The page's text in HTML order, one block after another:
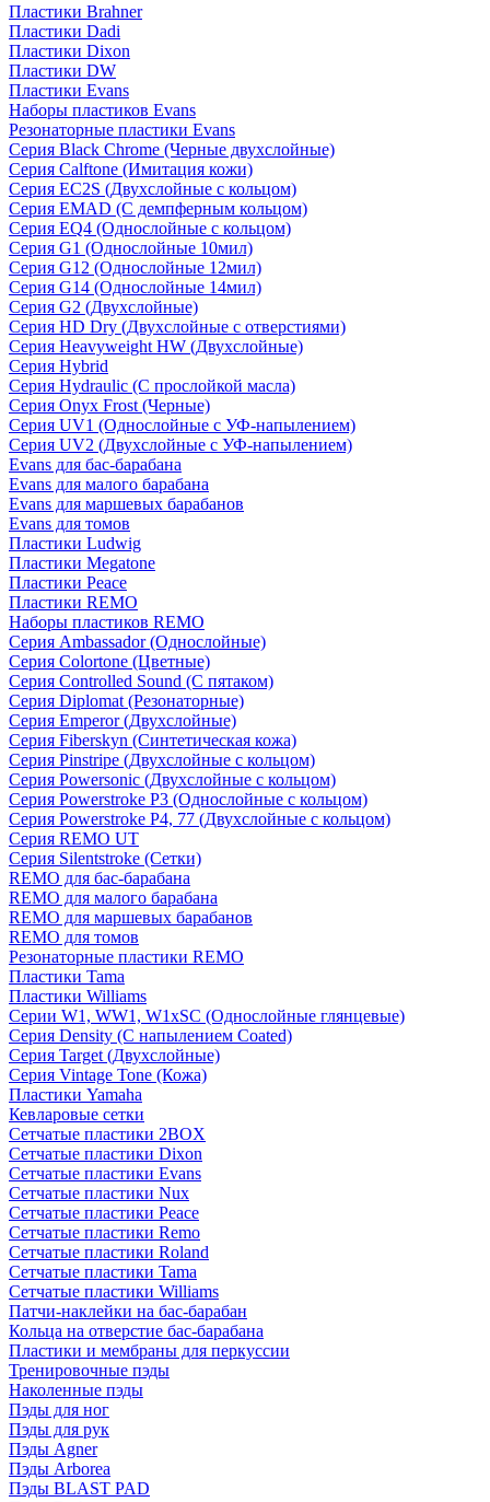
Пластики Brahner
Пластики Dadi
Пластики Dixon
Пластики DW
Пластики Evans
Наборы пластиков Evans
Резонаторные пластики Evans
Серия Black Chrome (Черные двухслойные)
Серия Calftone (Имитация кожи)
Серия EC2S (Двухслойные с кольцом)
Серия EMAD (С демпферным кольцом)
Серия EQ4 (Однослойные с кольцом)
Серия G1 (Однослойные 10мил)
Серия G12 (Однослойные 12мил)
Серия G14 (Однослойные 14мил)
Серия G2 (Двухслойные)
Серия HD Dry (Двухслойные с отверстиями)
Серия Heavyweight HW (Двухслойные)
Серия Hybrid
Серия Hydraulic (С прослойкой масла)
Серия Onyx Frost (Черные)
Серия UV1 (Однослойные с УФ-напылением)
Серия UV2 (Двухслойные с УФ-напылением)
Evans для бас-барабана
Evans для малого барабана
Evans для маршевых барабанов
Evans для томов
Пластики Ludwig
Пластики Megatone
Пластики Peace
Пластики REMO
Наборы пластиков REMO
Серия Ambassador (Однослойные)
Серия Colortone (Цветные)
Серия Controlled Sound (С пятаком)
Серия Diplomat (Резонаторные)
Серия Emperor (Двухслойные)
Серия Fiberskyn (Синтетическая кожа)
Серия Pinstripe (Двухслойные с кольцом)
Серия Powersonic (Двухслойные с кольцом)
Серия Powerstroke P3 (Однослойные с кольцом)
Серия Powerstroke P4, 77 (Двухслойные с кольцом)
Серия REMO UT
Серия Silentstroke (Сетки)
REMO для бас-барабана
REMO для малого барабана
REMO для маршевых барабанов
REMO для томов
Резонаторные пластики REMO
Пластики Tama
Пластики Williams
Серии W1, WW1, W1xSC (Однослойные глянцевые)
Серия Density (C напылением Coated)
Серия Target (Двухслойные)
Серия Vintage Tone (Кожа)
Пластики Yamaha
Кевларовые сетки
Сетчатые пластики 2BOX
Сетчатые пластики Dixon
Сетчатые пластики Evans
Сетчатые пластики Nux
Сетчатые пластики Peace
Сетчатые пластики Remo
Сетчатые пластики Roland
Сетчатые пластики Tama
Сетчатые пластики Williams
Патчи-наклейки на бас-барабан
Кольца на отверстие бас-барабана
Пластики и мембраны для перкуссии
Тренировочные пэды
Наколенные пэды
Пэды для ног
Пэды для рук
Пэды Agner
Пэды Arborea
Пэды BLAST PAD